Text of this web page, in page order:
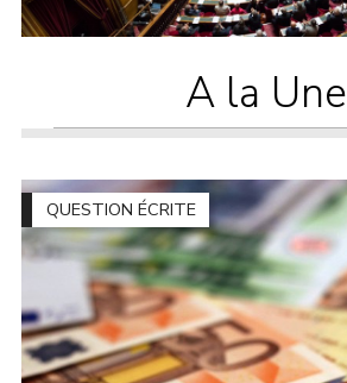
A la Une
QUESTION ÉCRITE